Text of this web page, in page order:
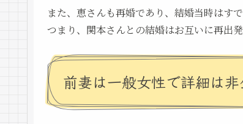
また、恵さんも再婚であり、結婚当時はす
つまり、関本さんとの結婚はお互いに再出発
前妻は一般女性で詳細は非